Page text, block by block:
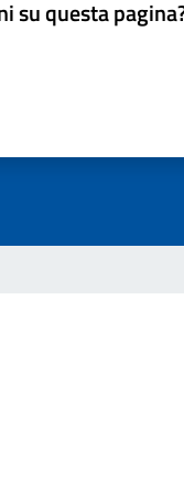
su questa